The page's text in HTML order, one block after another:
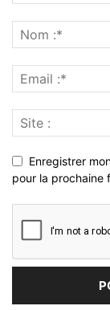
Enregistrer
pour la prochaine